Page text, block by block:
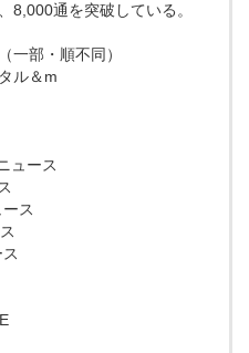
8,000通を突破している。
一部・順不同）
ル＆m
ュース
ス